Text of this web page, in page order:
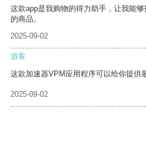
这款app是我购物的得力助手，让我能
的商品。
2025-09-02
游客
这款加速器VPM应用程序可以给你提供
2025-09-02